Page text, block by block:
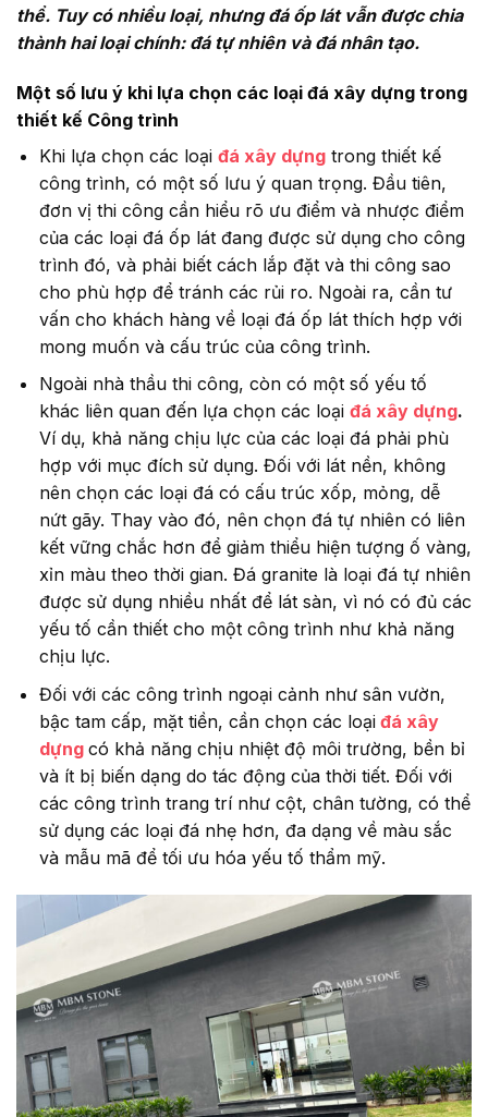
thể. Tuy có nhiều loại, nhưng đá ốp lát vẫn được chia
thành hai loại chính: đá tự nhiên và đá nhân tạo.
Một số lưu ý khi lựa chọn các loại đá xây dựng trong
thiết kế Công trình
Khi lựa chọn các loại đá xây dựngtrong thiết kế
công trình, có một số lưu ý quan trọng. Đầu tiên,
đơn vị thi công cần hiểu rõ ưu điểm và nhược điểm
của các loại đá ốp lát đang được sử dụng cho công
trình đó, và phải biết cách lắp đặt và thi công sao
cho phù hợp để tránh các rủi ro. Ngoài ra, cần tư
vấn cho khách hàng về loại đá ốp lát thích hợp với
mong muốn và cấu trúc của công trình.
Ngoài nhà thầu thi công, còn có một số yếu tố
khác liên quan đến lựa chọn các loại đá xây dựng.
Ví dụ, khả năng chịu lực của các loại đá phải phù
hợp với mục đích sử dụng. Đối với lát nền, không
nên chọn các loại đá có cấu trúc xốp, mỏng, dễ
nứt gãy. Thay vào đó, nên chọn đá tự nhiên có liên
kết vững chắc hơn để giảm thiểu hiện tượng ố vàng,
xỉn màu theo thời gian. Đá granite là loại đá tự nhiên
được sử dụng nhiều nhất để lát sàn, vì nó có đủ các
yếu tố cần thiết cho một công trình như khả năng
chịu lực.
Đối với các công trình ngoại cảnh như sân vườn,
bậc tam cấp, mặt tiền, cần chọn các loại đá xây
dựng có khả năng chịu nhiệt độ môi trường, bền bỉ
và ít bị biến dạng do tác động của thời tiết. Đối với
các công trình trang trí như cột, chân tường, có thể
sử dụng các loại đá nhẹ hơn, đa dạng về màu sắc
và mẫu mã để tối ưu hóa yếu tố thẩm mỹ.